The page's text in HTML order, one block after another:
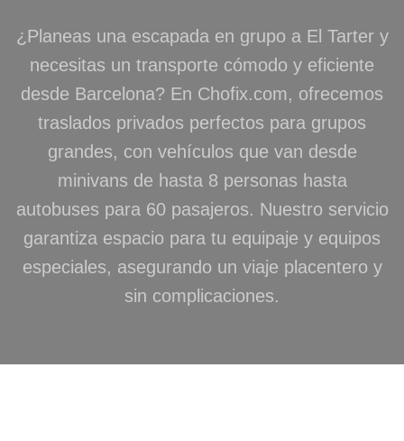
¿Planeas una escapada en grupo a El Tarter y
necesitas un transporte cómodo y eficiente
desde Barcelona? En Chofix.com, ofrecemos
traslados privados perfectos para grupos
grandes, con vehículos que van desde
minivans de hasta 8 personas hasta
autobuses para 60 pasajeros. Nuestro servicio
garantiza espacio para tu equipaje y equipos
especiales, asegurando un viaje placentero y
sin complicaciones.